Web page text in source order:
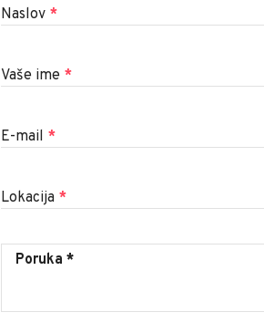
Naslov *
Vaše ime *
E-mail *
Lokacija *